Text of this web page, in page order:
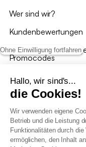
Ohne Einwilligung fortfahren
Hallo, wir sind's...
die Cookies!
Wir verwenden eigene
Betrieb und die Leistung
Funktionalitäten durch
ermöglichen, den Inhalt
Wer sind wir?
Kundenbewertungen
Promocodes
Bewertungen von
Unsere Geschäfte